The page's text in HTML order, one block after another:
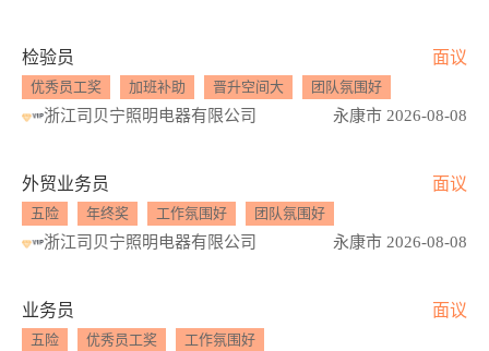
检验员 面议
优秀员工奖 加班补助 晋升空间大 团队氛围好
浙江司贝宁照明电器有限公司 永康市 2026-08-08
外贸业务员 面议
五险 年终奖 工作氛围好 团队氛围好
浙江司贝宁照明电器有限公司 永康市 2026-08-08
业务员 面议
五险 优秀员工奖 工作氛围好